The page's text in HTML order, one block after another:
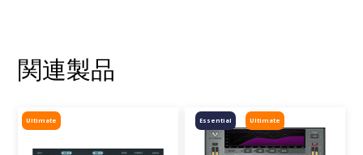
関連製品
Ultimate Ultimate
Essential